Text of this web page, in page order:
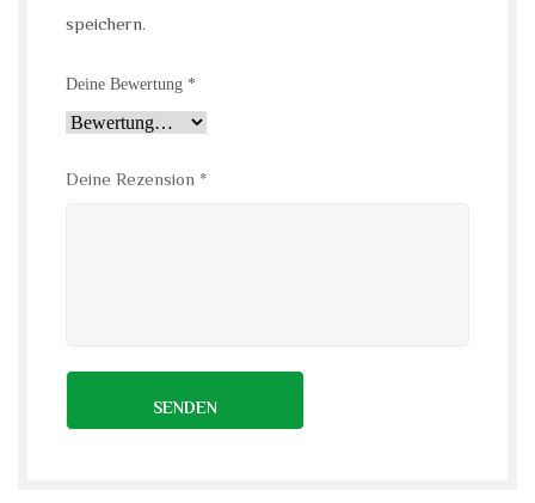
speichern.
Deine Bewertung *
Deine Rezension *